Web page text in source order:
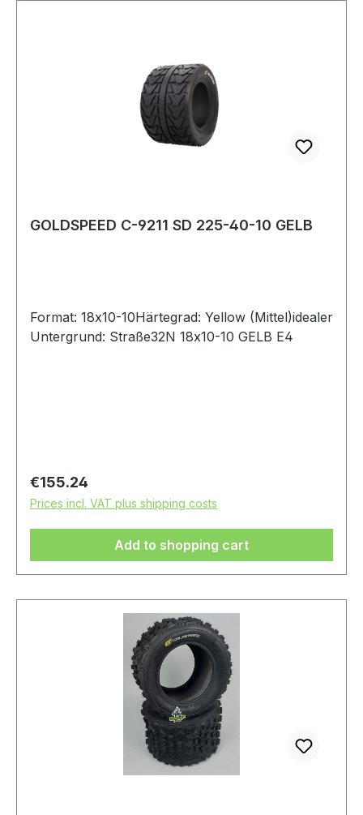
GOLDSPEED C-9211 SD 225-40-10 GELB
Format: 18x10-10Härtegrad: Yellow (Mittel)idealer
Untergrund: Straße32N 18x10-10 GELB E4
Regular price:
€155.24
Prices incl. VAT plus shipping costs
Add to shopping cart